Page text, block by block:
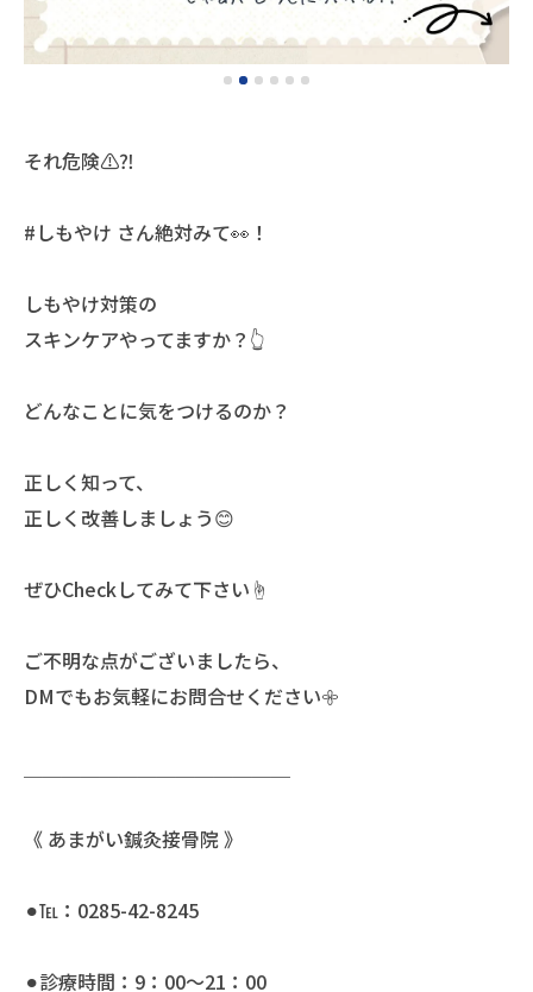
それ危険⚠️⁈
#しもやけ さん絶対みて👀！
しもやけ対策の
スキンケアやってますか？👆
どんなことに気をつけるのか？
正しく知って、
正しく改善しましょう😊
ぜひCheckしてみて下さい☝️
ご不明な点がございましたら、
DMでもお気軽にお問合せください𖧷
《 あまがい鍼灸接骨院 》
⚫︎℡：0285-42-8245
⚫︎診療時間：9：00〜21：00